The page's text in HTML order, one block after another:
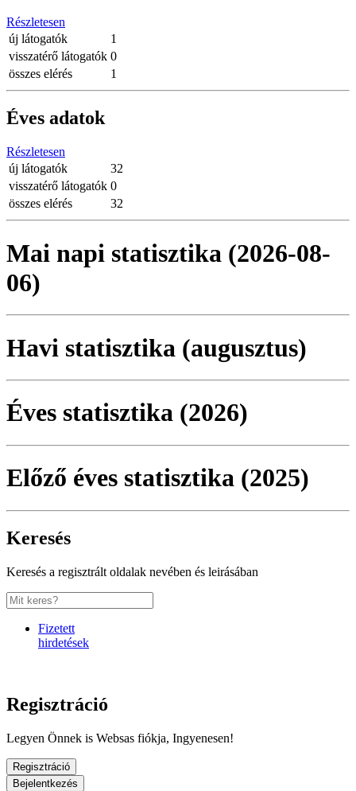
Részletesen
új látogatók
1
visszatérő látogatók 0
összes elérés
1
Éves adatok
Részletesen
új látogatók
32
visszatérő látogatók 0
összes elérés
32
Mai napi statisztika (2026-08-
06)
Havi statisztika (augusztus)
Éves statisztika (2026)
Előző éves statisztika (2025)
Keresés
Keresés a regisztrált oldalak nevében és leirásában
Fizetett
hirdetések
Regisztráció
Legyen Önnek is Websas fiókja, Ingyenesen!
Regisztráció
Bejelentkezés